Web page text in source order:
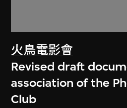
火鳥電影會
Revised draft
association of the
Club